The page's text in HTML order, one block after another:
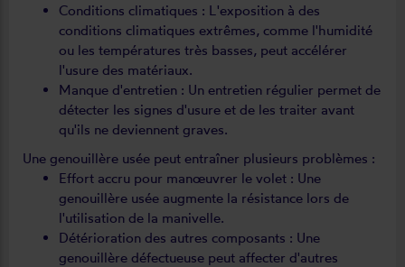
Conditions climatiques : L'exposition à des
conditions climatiques extrêmes, comme l'humidité
ou les températures très basses, peut accélérer
l'usure des matériaux.
Manque d'entretien : Un entretien régulier permet de
détecter les signes d'usure et de les traiter avant
qu'ils ne deviennent graves.
Une genouillère usée peut entraîner plusieurs problèmes :
Effort accru pour manœuvrer le volet : Une
genouillère usée augmente la résistance lors de
l'utilisation de la manivelle.
Détérioration des autres composants : Une
genouillère défectueuse peut affecter d'autres